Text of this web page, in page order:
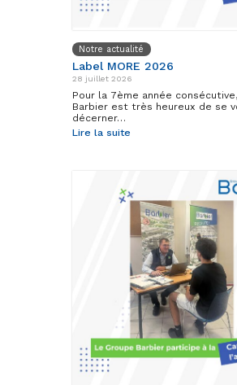
Notre actualité
Label MORE 2026
28 juillet 2026
Pour la 7ème année
Barbier est très heureux de se
décerner…
Lire la suite